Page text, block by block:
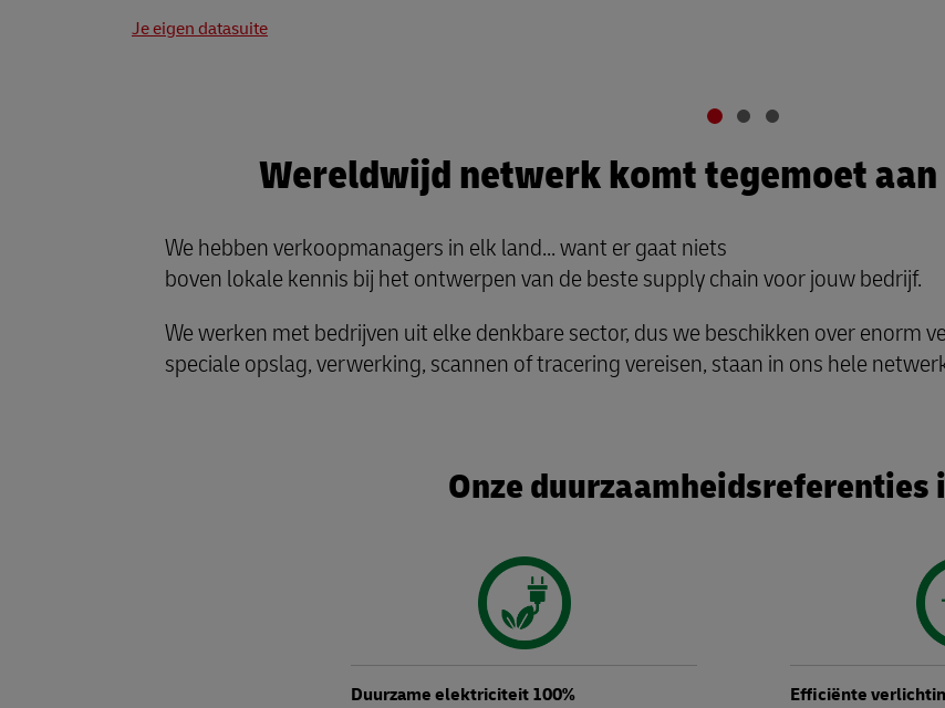
Je eigen datasuite
Wereldwijd netwerk komt tegemoet
We hebben verkoopmanagers in elk land... want er gaat niets
boven lokale kennis bij het ontwerpen van de beste supply chain voor jouw bedrijf.
We werken met bedrijven uit elke denkbare sector, dus we beschikken over enorm
speciale opslag, verwerking, scannen of tracering vereisen, staan in ons hele
Onze duurzaamheidsreferenties
Duurzame elektriciteit 100% Efficiënte